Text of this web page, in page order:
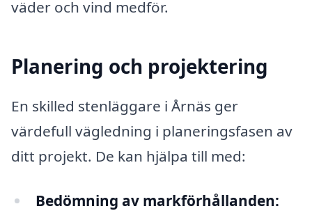
väder och vind medför.
Planering och projektering
En skilled stenläggare i Årnäs ger
värdefull vägledning i planeringsfasen av
ditt projekt. De kan hjälpa till med:
Bedömning av markförhållanden: